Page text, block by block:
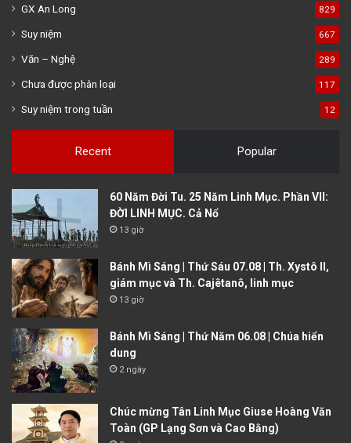
GX An Long 829
Suy niệm 667
Văn – Nghệ 289
Chưa được phân loại 117
Suy niệm trong tuần 12
Recent Popular
60 Năm Đời Tu. 25 Năm Linh Mục. Phần VII:
ĐỜI LINH MỤC. Cả Nổ
13 giờ
Bánh Mì Sáng | Thứ Sáu 07.08 | Th. Xystô II,
giám mục và Th. Cajêtanô, linh mục
13 giờ
Bánh Mì Sáng | Thứ Năm 06.08 | Chúa hiển
dung
2 ngày
Chúc mừng Tân Linh Mục Giuse Hoàng Văn
Toàn (GP Lạng Sơn và Cao Bằng)